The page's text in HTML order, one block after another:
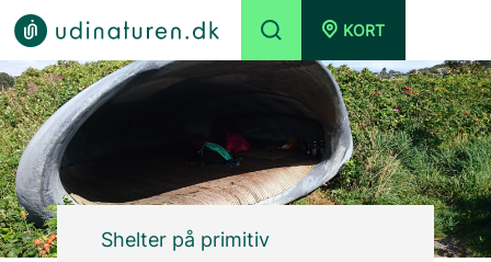
KORT
Shelter på primitiv